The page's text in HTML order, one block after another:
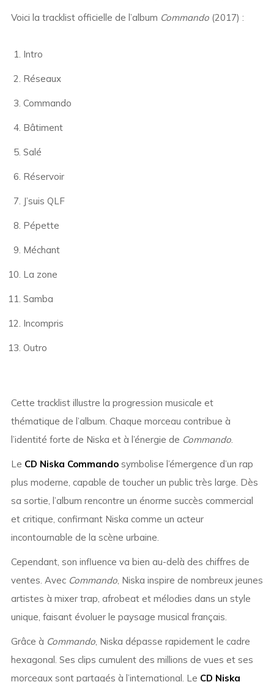
Voici la tracklist officielle de l’album Commando(2017) :
Intro
Réseaux
Commando
Bâtiment
Salé
Réservoir
J’suis QLF
Pépette
Méchant
La zone
Samba
Incompris
Outro
Cette tracklist illustre la progression musicale et
thématique de l’album. Chaque morceau contribue à
l’identité forte de Niska et à l’énergie de Commando.
Le CD Niska Commandosymbolise l’émergence d’un rap
plus moderne, capable de toucher un public très large. Dès
sa sortie, l’album rencontre un énorme succès commercial
et critique, confirmant Niska comme un acteur
incontournable de la scène urbaine.
Cependant, son influence va bien au-delà des chiffres de
ventes. Avec Commando, Niska inspire de nombreux jeunes
artistes à mixer trap, afrobeat et mélodies dans un style
unique, faisant évoluer le paysage musical français.
Grâce à Commando, Niska dépasse rapidement le cadre
hexagonal. Ses clips cumulent des millions de vues et ses
morceaux sont partagés à l’international. Le CD Niska